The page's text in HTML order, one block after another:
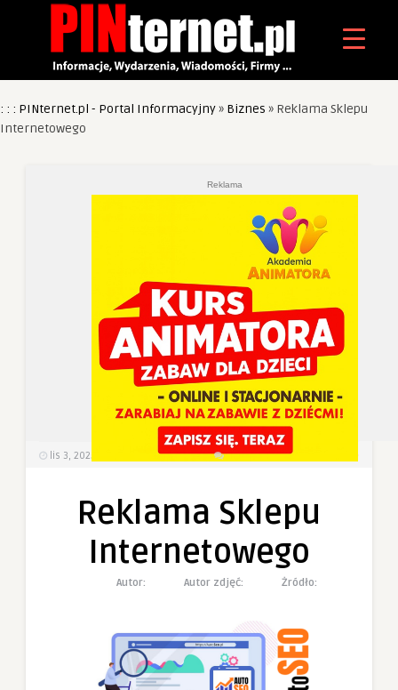
: : : PINternet.pl - Portal Informacyjny» Biznes » Reklama Sklepu
Internetowego
Reklama
lis 3, 2025 Wyświetlenia 0 Komentarzy
Reklama Sklepu
Internetowego
Autor: Autor zdjęć: Żródło: